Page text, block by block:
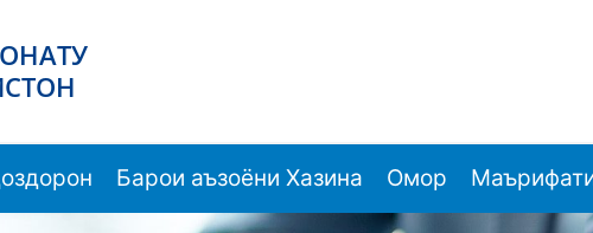
Барои аъзоёни Хазина Омор